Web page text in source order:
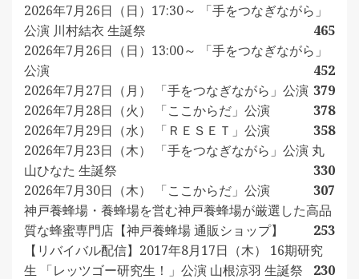
2026年7月26日（日）17:30～ 「手をつなぎながら」
公演 川村結衣 生誕祭
465
2026年7月26日（日）13:00～ 「手をつなぎながら」
公演
452
2026年7月27日（月） 「手をつなぎながら」公演 379
2026年7月28日（火） 「ここからだ」公演
378
2026年7月29日（水） 「ＲＥＳＥＴ」公演
358
2026年7月23日（木） 「手をつなぎながら」公演 丸
山ひなた 生誕祭
330
2026年7月30日（木） 「ここからだ」公演
307
神戸養蜂場・養蜂場を営む神戸養蜂場が厳選した高品
質な蜂蜜専門店【神戸養蜂場 通販ショップ】
253
【リバイバル配信】2017年8月17日（木） 16期研究
生 「レッツゴー研究生！」公演 山根涼羽 生誕祭
230